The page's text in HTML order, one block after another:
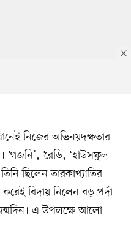
নিজের অভিনয়দক্ষতার
‘গজনি’, ‘রেডি, ‘হাউসফুল
ছিলেন তারকাখ্যাতির
করেই বিদায় নিলেন বড় পর্দা
এ উপলক্ষে আলো